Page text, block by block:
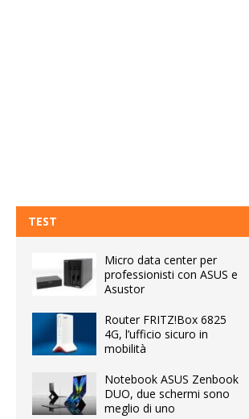
TEST
Micro data center per
professionisti con ASUS e
Asustor
Router FRITZ!Box 6825
4G, l’ufficio sicuro in
mobilità
Notebook ASUS Zenbook
DUO, due schermi sono
meglio di uno